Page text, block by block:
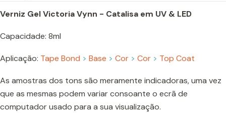
Verniz Gel Victoria Vynn - Catalisa em UV & LED
Capacidade: 8ml
Aplicação: Tape Bond > Base > Cor > Cor > Top Coat
As amostras dos tons são meramente indicadoras, uma vez
que as mesmas podem variar consoante o ecrã de
computador usado para a sua visualização.